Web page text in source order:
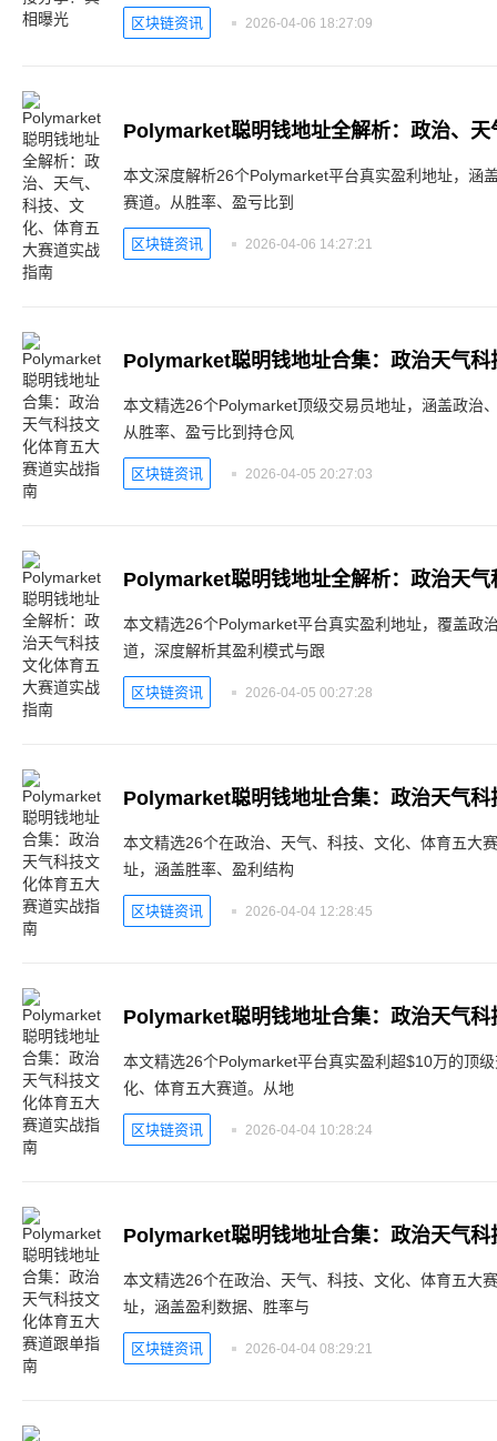
区块链资讯 2026-04-06 18:27:09
本文深度解析26个Polymarket平台真实盈利地址，涵
赛道。从胜率、盈亏比到
区块链资讯 2026-04-06 14:27:21
Polymarket聪明钱地址合集：政治天气
本文精选26个Polymarket顶级交易员地址，涵盖政治
从胜率、盈亏比到持仓风
区块链资讯 2026-04-05 20:27:03
本文精选26个Polymarket平台真实盈利地址，覆盖政
道，深度解析其盈利模式与跟
区块链资讯 2026-04-05 00:27:28
Polymarket聪明钱地址合集：政治天气
本文精选26个在政治、天气、科技、文化、体育五大
址，涵盖胜率、盈利结构
区块链资讯 2026-04-04 12:28:45
Polymarket聪明钱地址合集：政治天气
本文精选26个Polymarket平台真实盈利超$10万的顶
化、体育五大赛道。从地
区块链资讯 2026-04-04 10:28:24
Polymarket聪明钱地址合集：政治天气
本文精选26个在政治、天气、科技、文化、体育五大
址，涵盖盈利数据、胜率与
区块链资讯 2026-04-04 08:29:21